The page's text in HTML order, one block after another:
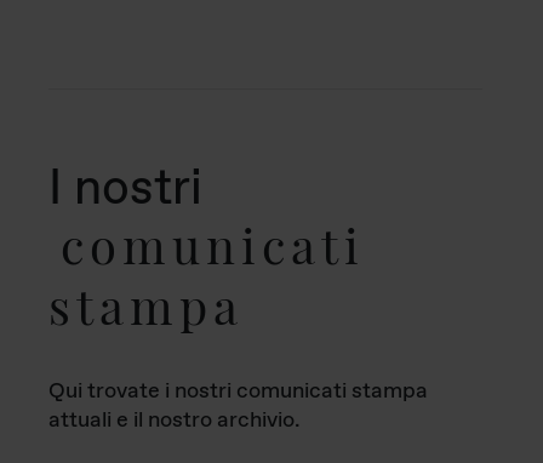
I nostri
comunicati
stampa
Qui trovate i nostri comunicati stampa
attuali e il nostro archivio.